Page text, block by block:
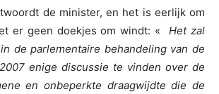
de minister, en het is eerlijk om
er geen doekjes om windt: «
Het zal
de parlementaire behandeling van de
enige discussie te vinden over de
en onbeperkte draagwijdte die de